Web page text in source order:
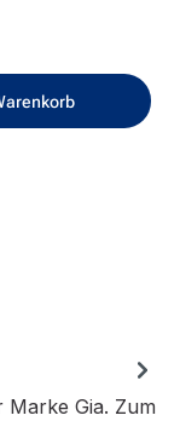
Marke Gia. Zum